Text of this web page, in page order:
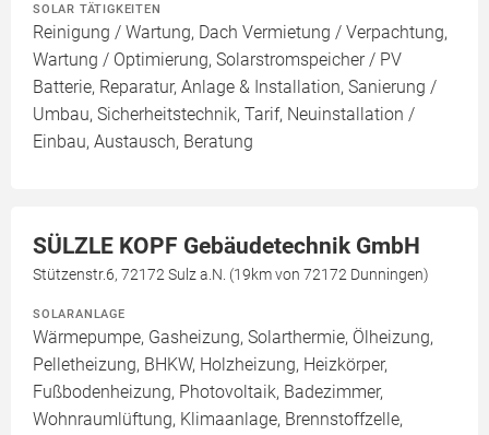
SOLAR TÄTIGKEITEN
Reinigung / Wartung, Dach Vermietung / Verpachtung,
Wartung / Optimierung, Solarstromspeicher / PV
Batterie, Reparatur, Anlage & Installation, Sanierung /
Umbau, Sicherheitstechnik, Tarif, Neuinstallation /
Einbau, Austausch, Beratung
SÜLZLE KOPF Gebäudetechnik GmbH
Stützenstr.6, 72172 Sulz a.N. (19km von 72172 Dunningen)
SOLARANLAGE
Wärmepumpe, Gasheizung, Solarthermie, Ölheizung,
Pelletheizung, BHKW, Holzheizung, Heizkörper,
Fußbodenheizung, Photovoltaik, Badezimmer,
Wohnraumlüftung, Klimaanlage, Brennstoffzelle,